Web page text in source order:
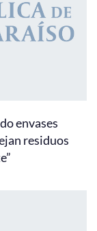
envases
residuos